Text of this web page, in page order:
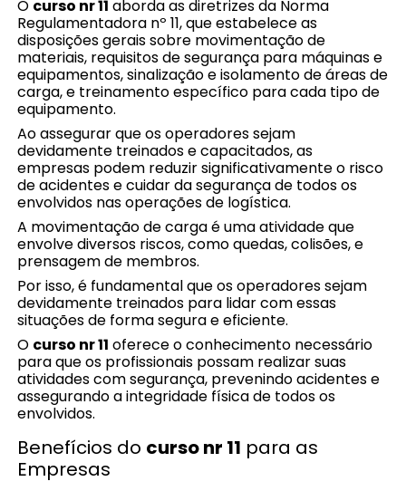
O curso nr 11 aborda as diretrizes da Norma
Regulamentadora nº 11, que estabelece as
disposições gerais sobre movimentação de
materiais, requisitos de segurança para máquinas e
equipamentos, sinalização e isolamento de áreas de
carga, e treinamento específico para cada tipo de
equipamento.
Ao assegurar que os operadores sejam
devidamente treinados e capacitados, as
empresas podem reduzir significativamente o risco
de acidentes e cuidar da segurança de todos os
envolvidos nas operações de logística.
A movimentação de carga é uma atividade que
envolve diversos riscos, como quedas, colisões, e
prensagem de membros.
Por isso, é fundamental que os operadores sejam
devidamente treinados para lidar com essas
situações de forma segura e eficiente.
O curso nr 11 oferece o conhecimento necessário
para que os profissionais possam realizar suas
atividades com segurança, prevenindo acidentes e
assegurando a integridade física de todos os
envolvidos.
Benefícios do curso nr 11 para as
Empresas